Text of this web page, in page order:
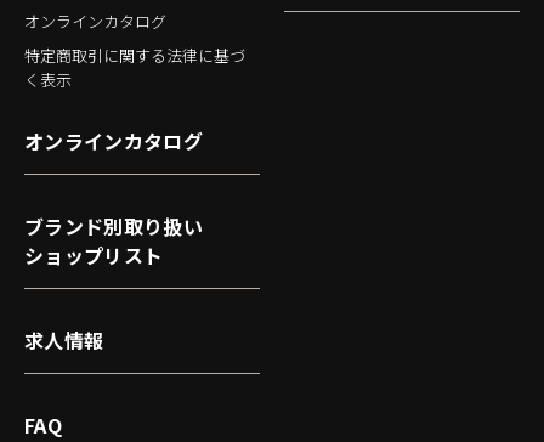
オンラインカタログ
特定商取引に関する法律に基づ
く表示
オンラインカタログ
ブランド別取り扱い
ショップリスト
求人情報
FAQ